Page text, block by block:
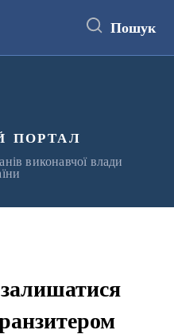
Пошук
портал
виконавчої влади